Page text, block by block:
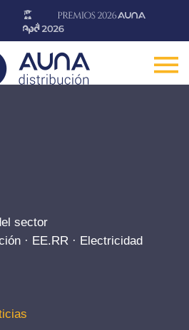
sector
· EE.RR · Electricidad